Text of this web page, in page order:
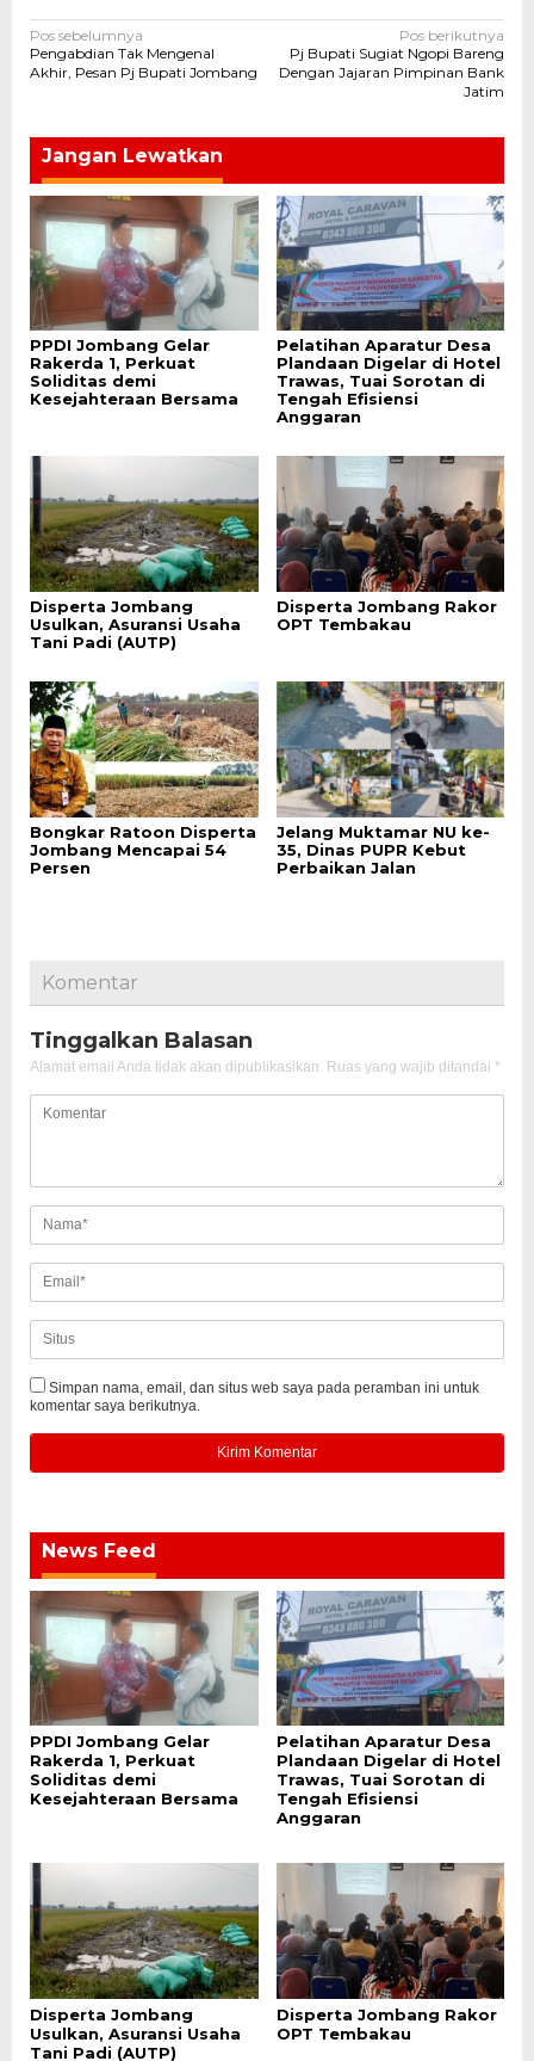
Navigasi
pos
Pos sebelumnya
Pengabdian Tak Mengenal
Akhir, Pesan Pj Bupati Jombang
Pos berikutnya
Pj Bupati Sugiat Ngopi Bareng
Dengan Jajaran Pimpinan Bank
Jatim
Jangan Lewatkan
PPDI Jombang Gelar
Rakerda 1, Perkuat
Soliditas demi
Kesejahteraan Bersama
Pelatihan Aparatur Desa
Plandaan Digelar di Hotel
Trawas, Tuai Sorotan di
Tengah Efisiensi
Anggaran
Disperta Jombang
Usulkan, Asuransi Usaha
Tani Padi (AUTP)
Disperta Jombang Rakor
OPT Tembakau
Bongkar Ratoon Disperta
Jombang Mencapai 54
Persen
Jelang Muktamar NU ke-
35, Dinas PUPR Kebut
Perbaikan Jalan
Komentar
Tinggalkan Balasan
Alamat email Anda tidak akan dipublikasikan. Ruas yang wajib ditandai *
Simpan nama, email, dan situs web saya pada peramban ini untuk
komentar saya berikutnya.
News Feed
PPDI Jombang Gelar
Rakerda 1, Perkuat
Soliditas demi
Kesejahteraan Bersama
Pelatihan Aparatur Desa
Plandaan Digelar di Hotel
Trawas, Tuai Sorotan di
Tengah Efisiensi
Anggaran
Disperta Jombang
Usulkan, Asuransi Usaha
Tani Padi (AUTP)
Disperta Jombang Rakor
OPT Tembakau